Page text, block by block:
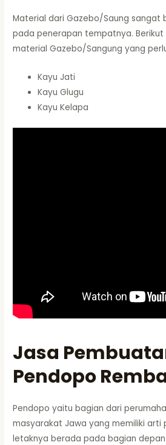
Material dari Gazebo/Saung sangat
pada penerapan tempatnya.
material Gazebo/Sangung yang
Kayu Jati
Kayu Glugu
Kayu Kelapa
Jasa
Pendopo
Pendopo yaitu bagian dari
masyarakat Jawa yang memiliki arti
letaknya berada pada bagian